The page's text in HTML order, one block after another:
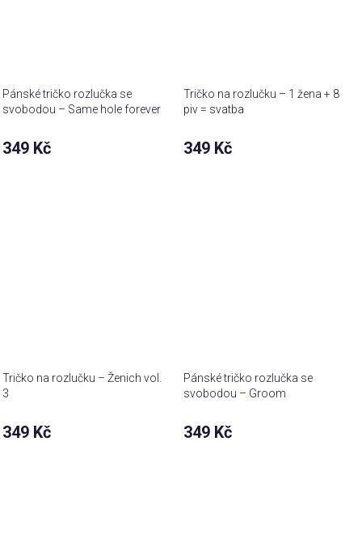
Pánské tričko rozlučka se
svobodou – Same hole forever
349 Kč
Tričko na rozlučku – 1 žena + 8
piv = svatba
349 Kč
Tričko na rozlučku – Ženich vol.
3
349 Kč
Pánské tričko rozlučka se
svobodou – Groom
349 Kč